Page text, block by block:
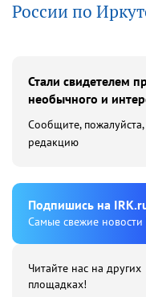
России по
Стали свидетелем
необычного и
Сообщите,
редакцию
Подпишиcь на
Cамые свежие новости
Читайте нас на других
площадках!